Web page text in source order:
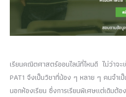
เรียนคณิตศาสตร์ออนไลน์ที่ไหนดี ไม่ว่าจ
PAT1 จึงเป็นวิชาที่น้อง ๆ หลาย ๆ คนจำ
นอกห้องเรียน ซึ่งการเรียนพิเศษแต่เดิมต้อ